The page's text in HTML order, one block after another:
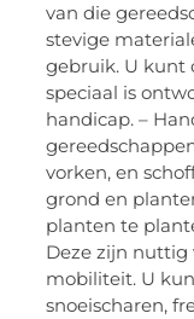
van die
stevige
gebruik. U kunt
speciaal is
handicap. –
vorken, en
grond en
planten te
Deze zijn
mobiliteit. U
snoeischaren,